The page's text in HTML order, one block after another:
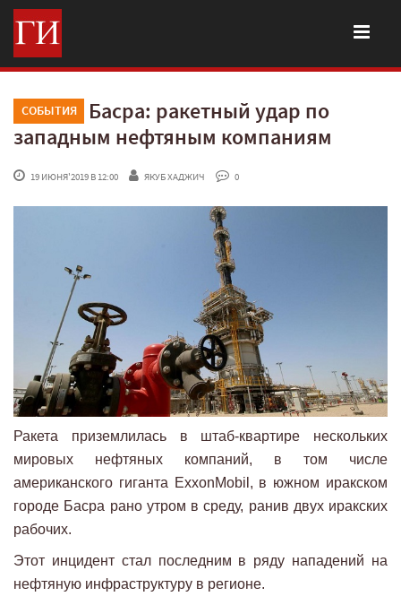
СОБЫТИЯ
Басра: ракетный удар по
западным нефтяным компаниям
19 ИЮНЯ'2019 В 12:00 ЯКУБ ХАДЖИЧ 0
Ракета приземлилась в штаб-квартире нескольких
мировых нефтяных компаний, в том числе
американского гиганта ExxonMobil, в южном иракском
городе Басра рано утром в среду, ранив двух иракских
рабочих.
Этот инцидент стал последним в ряду нападений на
нефтяную инфраструктуру в регионе.